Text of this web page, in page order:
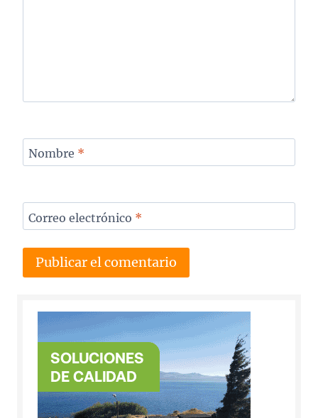
Nombre *
Correo electrónico *